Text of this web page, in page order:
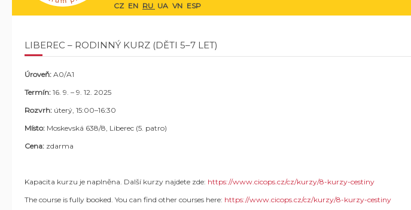
CZ EN RU UA VN ESP
LIBEREC – RODINNÝ KURZ (DĚTI 5–7 LET)
Úroveň: A0/A1
Termín: 16. 9. – 9. 12. 2025
Rozvrh: úterý, 15:00–16:30
Místo: Moskevská 638/8, Liberec (5. patro)
Cena: zdarma
Kapacita kurzu je naplněna. Další kurzy najdete zde: https://www.cicops.cz/cz/kurzy/8-kurzy-cestiny
The course is fully booked. You can find other courses here: https://www.cicops.cz/cz/kurzy/8-kurzy-cestiny